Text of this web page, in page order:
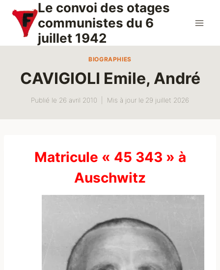
contenu
Le convoi des otages
communistes du 6
juillet 1942
BIOGRAPHIES
CAVIGIOLI Emile, André
Publié le 26 avril 2010 Mis à jour le 29 juillet 2026
Matricule « 45 343 » à
Auschwitz